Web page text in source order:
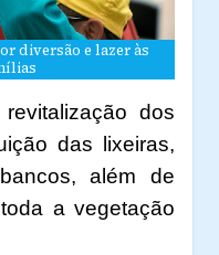
diversão e lazer às
dos
das lixeiras,
além de
a vegetação